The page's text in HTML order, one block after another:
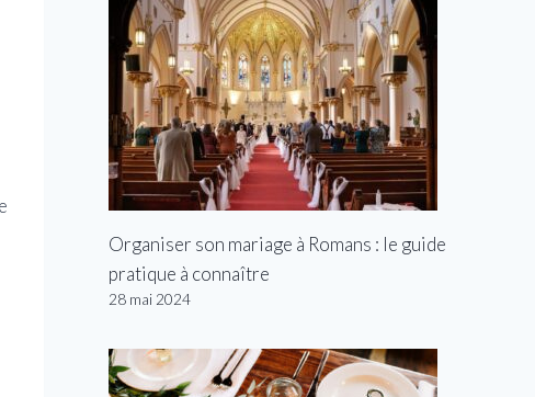
Organiser son mariage à Romans : le guide
pratique à connaître
28 mai 2024